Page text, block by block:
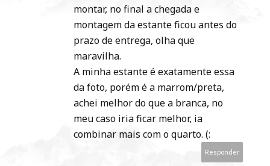
montar, no final a chegada e
montagem da estante ficou antes do
prazo de entrega, olha que
maravilha.
A minha estante é exatamente essa
da foto, porém é a marrom/preta,
achei melhor do que a branca, no
meu caso iria ficar melhor, ia
combinar mais com o quarto. (:
Responder